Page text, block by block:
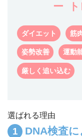
ダイエット 筋
姿勢改善 運動
厳しく追い込む
選ばれる理由
DNA検査